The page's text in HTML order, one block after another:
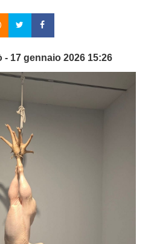
17 gennaio 2026 15:26